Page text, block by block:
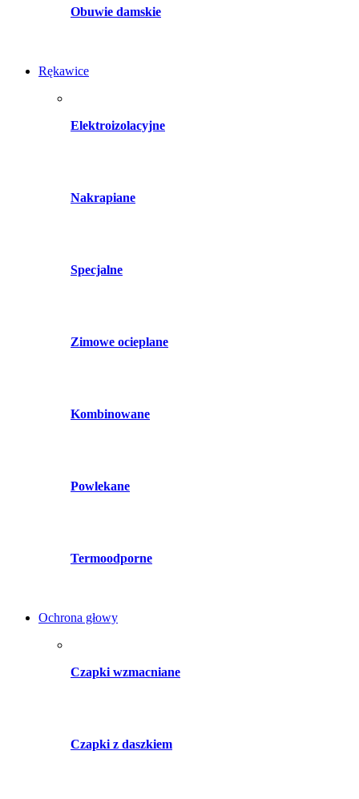
Obuwie damskie
Rękawice
Elektroizolacyjne
Nakrapiane
Specjalne
Zimowe ocieplane
Kombinowane
Powlekane
Termoodporne
Ochrona głowy
Czapki wzmacniane
Czapki z daszkiem